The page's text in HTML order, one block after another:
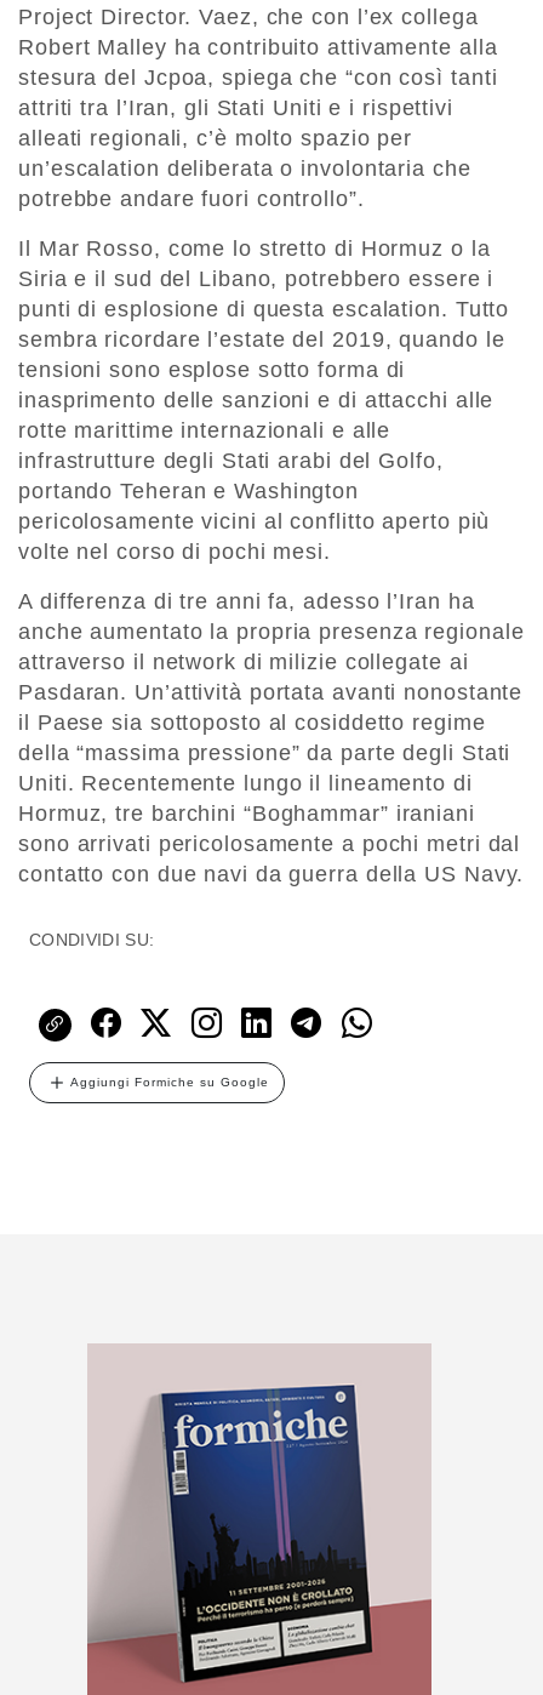
Project Director. Vaez, che con l’ex collega
Robert Malley ha contribuito attivamente alla
stesura del Jcpoa, spiega che “con così tanti
attriti tra l’Iran, gli Stati Uniti e i rispettivi
alleati regionali, c’è molto spazio per
un’escalation deliberata o involontaria che
potrebbe andare fuori controllo”.
Il Mar Rosso, come lo stretto di Hormuz o la
Siria e il sud del Libano, potrebbero essere i
punti di esplosione di questa escalation. Tutto
sembra ricordare l’estate del 2019, quando le
tensioni sono esplose sotto forma di
inasprimento delle sanzioni e di attacchi alle
rotte marittime internazionali e alle
infrastrutture degli Stati arabi del Golfo,
portando Teheran e Washington
pericolosamente vicini al conflitto aperto più
volte nel corso di pochi mesi.
A differenza di tre anni fa, adesso l’Iran ha
anche aumentato la propria presenza regionale
attraverso il network di milizie collegate ai
Pasdaran. Un’attività portata avanti nonostante
il Paese sia sottoposto al cosiddetto regime
della “massima pressione” da parte degli Stati
Uniti. Recentemente lungo il lineamento di
Hormuz, tre barchini “Boghammar” iraniani
sono arrivati pericolosamente a pochi metri dal
contatto con due navi da guerra della US Navy.
CONDIVIDI SU:
Aggiungi Formiche su Google